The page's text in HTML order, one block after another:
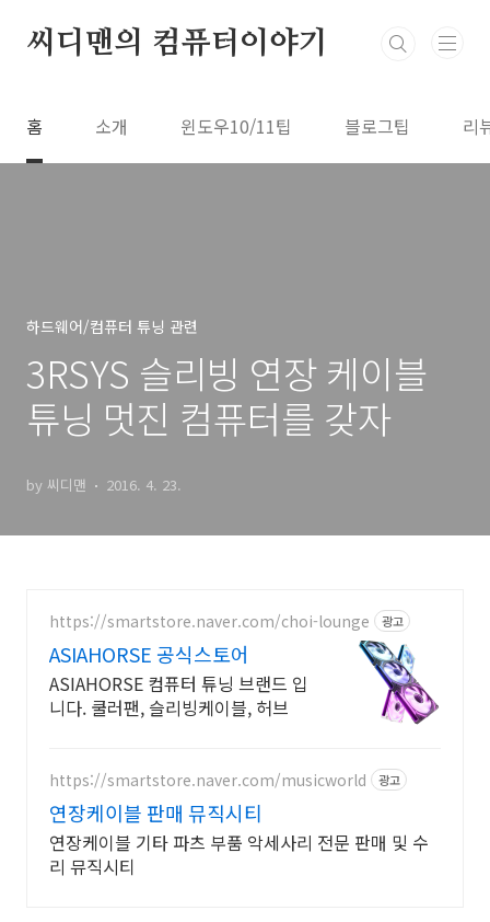
씨디맨의 컴퓨터이야기
홈 소개 윈도우10/11팁 블로그팁 리
하드웨어/컴퓨터 튜닝 관련
3RSYS 슬리빙 연장 케이블
튜닝 멋진 컴퓨터를 갖자
by 씨디맨 2016. 4. 23.
https://smartstore.naver.com/choi-lounge 광고
ASIAHORSE 공식스토어
ASIAHORSE 컴퓨터 튜닝 브랜드 입
니다. 쿨러팬, 슬리빙케이블, 허브
https://smartstore.naver.com/musicworld 광고
연장케이블 판매 뮤직시티
연장케이블 기타 파츠 부품 악세사리 전문 판매 및 수
리 뮤직시티